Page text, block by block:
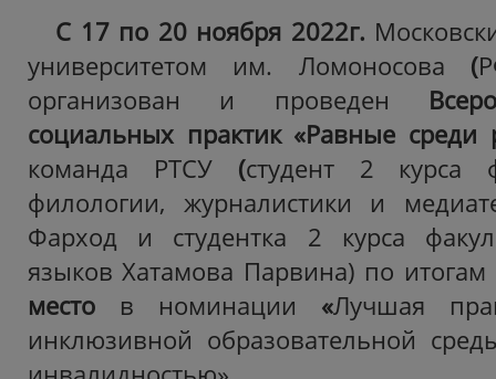
С 17 по 20 ноября 2022г.
университетом им. Ломоносова (
организован и проведен
социальных практик «Равные среди
команда РТСУ(студент 2 курса
филологии, журналистики и
Фарход и студентка 2 курса
языков Хатамова Парвина) по итогам
место в номинации «Лучшая
инклюзивной образовательной